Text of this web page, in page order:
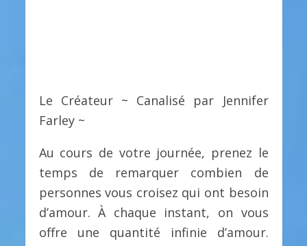
Le Créateur ~ Canalisé par Jennifer
Farley ~
Au cours de votre journée, prenez le
temps de remarquer combien de
personnes vous croisez qui ont besoin
d’amour. À chaque instant, on vous
offre une quantité infinie d’amour.